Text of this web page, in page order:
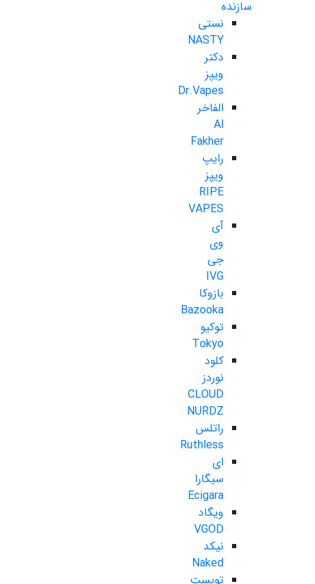
سازنده
نستی
NASTY
دکتر
ویپز
Dr.Vapes
الفاخر
Al
Fakher
رایپ
ویپز
RIPE
VAPES
آی
وی
جی
IVG
بازوکا
Bazooka
توکیو
Tokyo
کلود
نوردز
CLOUD
NURDZ
راتلس
Ruthless
ای
سیگارا
Ecigara
ویگاد
VGOD
نیکد
Naked
تویست